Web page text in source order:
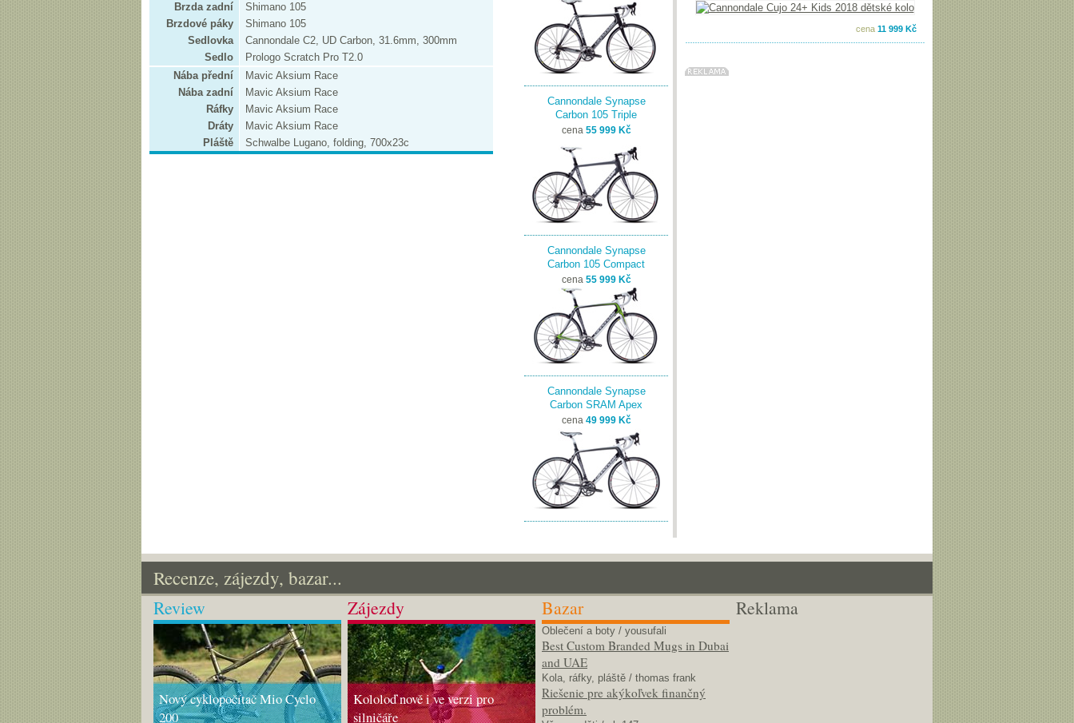
Brzda zadní
Shimano 105
Brzdové páky
Shimano 105
Sedlovka
Cannondale C2, UD Carbon, 31.6mm, 300mm
Sedlo
Prologo Scratch Pro T2.0
Nába přední
Mavic Aksium Race
Nába zadní
Mavic Aksium Race
Ráfky
Mavic Aksium Race
Dráty
Mavic Aksium Race
Pláště
Schwalbe Lugano, folding, 700x23c
Cannondale Synapse
Carbon 105 Triple
cena 55 999 Kč
Cannondale Synapse
Carbon 105 Compact
cena 55 999 Kč
Cannondale Synapse
Carbon SRAM Apex
cena 49 999 Kč
cena 11 999 Kč
Recenze, zájezdy, bazar...
Review
Nový cyklopočítač Mio Cyclo
200
Zájezdy
Kololoď nově i ve verzi pro
silničáře
Bazar
Oblečení a boty / yousufali
Best Custom Branded Mugs in Dubai
and UAE
Kola, ráfky, pláště / thomas frank
Riešenie pre akýkoľvek finančný
problém.
Reklama